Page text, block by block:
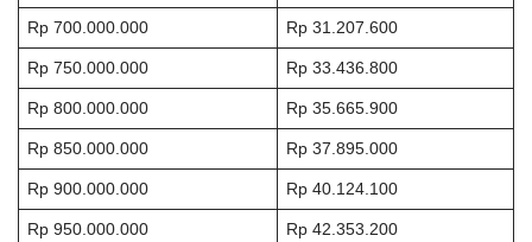
Rp 700.000.000 Rp 31.207.600
Rp 750.000.000 Rp 33.436.800
Rp 800.000.000 Rp 35.665.900
Rp 850.000.000 Rp 37.895.000
Rp 900.000.000 Rp 40.124.100
Rp 950.000.000 Rp 42.353.200